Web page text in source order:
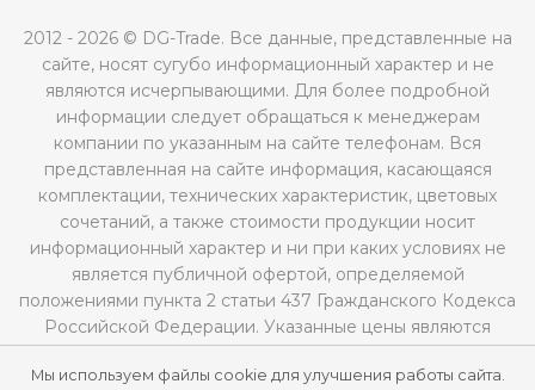
Мы используем файлы cookie для улучшения работы сайта.
2012 - 2026 © DG-Trade. Все данные, представленные на
сайте, носят сугубо информационный характер и не
являются исчерпывающими. Для более подробной
информации следует обращаться к менеджерам
компании по указанным на сайте телефонам. Вся
представленная на сайте информация, касающаяся
комплектации, технических характеристик, цветовых
сочетаний, а также стоимости продукции носит
информационный характер и ни при каких условиях не
является публичной офертой, определяемой
положениями пункта 2 статьи 437 Гражданского Кодекса
Российской Федерации. Указанные цены являются
действительных цен.